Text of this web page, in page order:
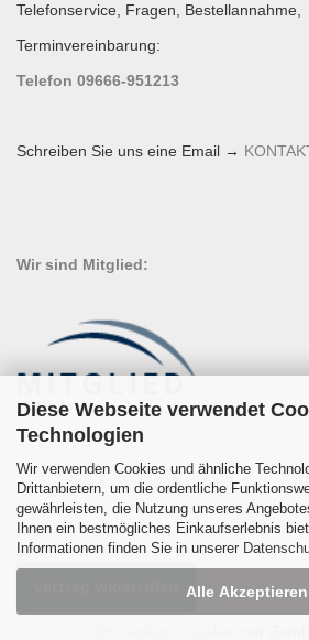
Diese Webseite verwendet
Technologien
Wir verwenden Cookies und ähnliche
Drittanbietern, um die ordentliche
gewährleisten, die Nutzung unseres
Ihnen ein bestmögliches Einkaufserlebnis
Informationen finden Sie in unserer
Alle Akzeptieren
Telefonservice, Fragen, Bestellannahme,
Terminvereinbarung:
Telefon 09666-951213
Schreiben Sie uns eine Email →
Wir sind Mitglied: